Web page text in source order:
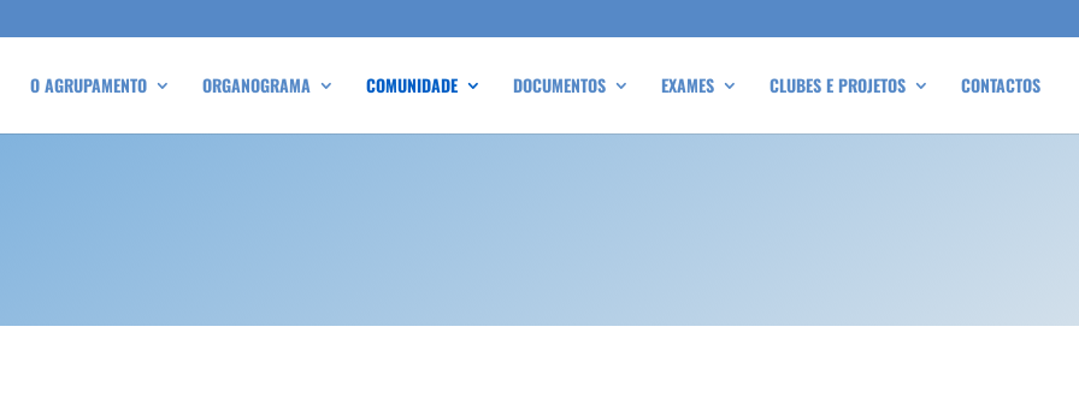
O AGRUPAMENTO ORGANOGRAMA COMUNIDADE DOCUMENTOS EXAMES CLUBES E PROJETOS CONTACTOS